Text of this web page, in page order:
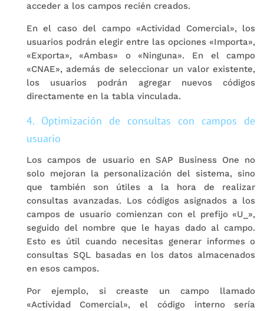
acceder a los campos recién creados.
En el caso del campo «Actividad Comercial», los
usuarios podrán elegir entre las opciones «Importa»,
«Exporta», «Ambas» o «Ninguna». En el campo
«CNAE», además de seleccionar un valor existente,
los usuarios podrán agregar nuevos códigos
directamente en la tabla vinculada.
4. Optimización de consultas con campos de
usuario
Los campos de usuario en SAP Business One no
solo mejoran la personalización del sistema, sino
que también son útiles a la hora de realizar
consultas avanzadas. Los códigos asignados a los
campos de usuario comienzan con el prefijo «U_»,
seguido del nombre que le hayas dado al campo.
Esto es útil cuando necesitas generar informes o
consultas SQL basadas en los datos almacenados
en esos campos.
Por ejemplo, si creaste un campo llamado
«Actividad Comercial», el código interno sería